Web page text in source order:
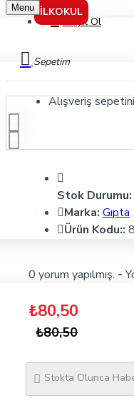
Kayıt Ol
Sepetim
Alışveriş
İLKOKUL
Menu
Stok Durumu:
Marka: Gıpta
Ürün Kodu::
0 yorum yapılmış. -
₺80,50
₺80,50
Stokta Olunca